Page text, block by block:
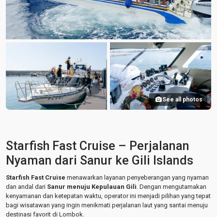
See all photos
Starfish Fast Cruise – Perjalanan
Nyaman dari Sanur ke Gili Islands
Starfish Fast Cruise menawarkan layanan penyeberangan yang nyaman
dan andal dari Sanur menuju Kepulauan Gili . Dengan mengutamakan
kenyamanan dan ketepatan waktu, operator ini menjadi pilihan yang tepat
bagi wisatawan yang ingin menikmati perjalanan laut yang santai menuju
destinasi favorit di Lombok.